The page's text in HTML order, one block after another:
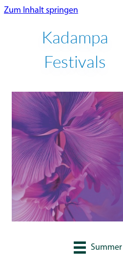
Zum Inhalt springen
Kadampa
Festivals
NKT-IKBU
24.
Jetzt